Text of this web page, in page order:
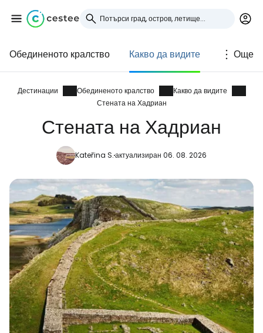
Обединеното кралство Какво да видите Още
Дестинации Обединеното кралство
Какво да видите
Стената на Хадриан
Стената на Хадриан
Kateřina S.актуализиран 06. 08. 2026
Влезте в Cestee
... световната общност на туристите
Продължете с Google
Продължете с Facebook
Продължете с имейл